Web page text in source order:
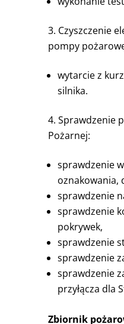
Czyszczenie
pompy
wytarcie z
silnika.
Sprawdzenie
Pożarnej:
sprawdzenie
oznakowania,
sprawdzenie
sprawdzenie
pokrywek,
sprawdzenie
sprawdzenie
sprawdzenie
przyłącza dla
Zbiornik